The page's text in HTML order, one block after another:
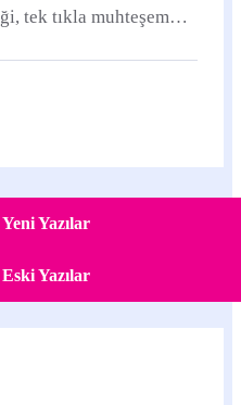
tek tıkla muhteşem
Yazılar
Yazılar